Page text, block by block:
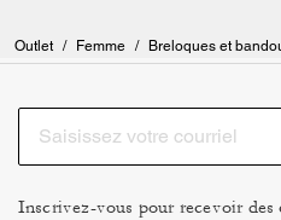
Outlet / Femme / Breloques et
Inscrivez-vous pour recevoir des